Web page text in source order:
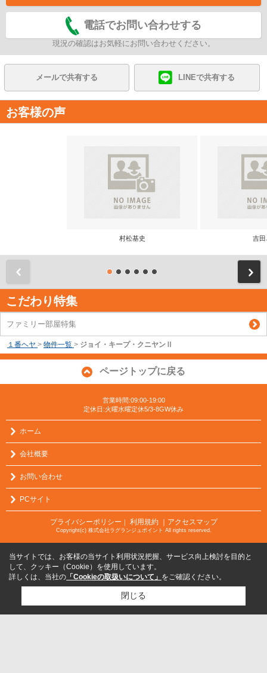
電話でお問い合わせする
現況の確認はお気軽にお問い合わせください。
メールで共有する LINEで共有する
お客様の声
村松基史 吉田
こだわり特集
ファミリー部屋特集
１番ヘヤ > 物件一覧 > ジョイ・キープ・クニヤンⅡ
ページトップに戻る
営業時間:09:00-19:00
定休日:火曜水曜定休5/3-8GW休み
ホーム
会社概要
お問い合わせ
PCサイト
プライバシーポリシー 利用規約 ｜アクセスマップ
Copyright(c) 株式会社ラグランジュポイント All rights reserved.
当サイトでは、お客様の当サイト利用状況把握、サービス向上検討を目的と
して、クッキー（Cookie）を使用しています。
詳しくは、当社の 「Cookieの取扱いについて」 をご確認ください。
閉じる